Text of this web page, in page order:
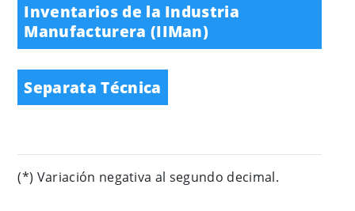
Inventarios de la Industria
Manufacturera (IIMan)
Separata Técnica
(*) Variación negativa al segundo decimal.